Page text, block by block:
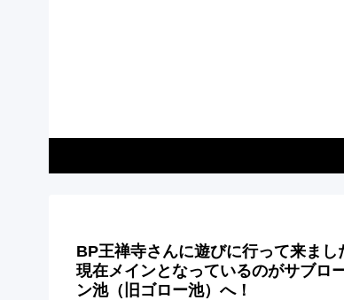
BP王禅寺さんに遊びに行って来ま
現在メインとなっているのがサブロ
ン池（旧ゴロー池）へ！